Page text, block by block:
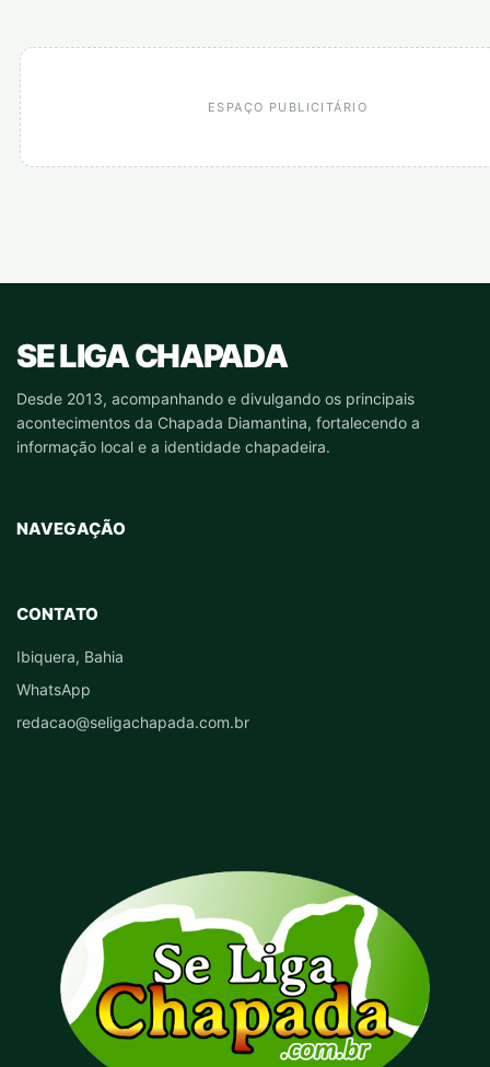
ESPAÇO PUBLICITÁRIO
SE LIGA CHAPADA
Desde 2013, acompanhando e divulgando os principais
acontecimentos da Chapada Diamantina, fortalecendo a
informação local e a identidade chapadeira.
NAVEGAÇÃO
CONTATO
Ibiquera, Bahia
WhatsApp
redacao@seligachapada.com.br